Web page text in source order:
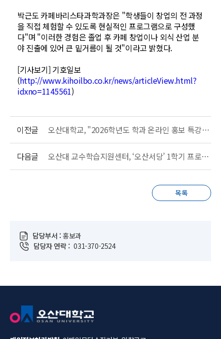
박근도 카페바리스타과학과장은 "학생들이 창업의 전 과정
을 직접 체험할 수 있도록 현실적인 프로그램으로 구성했
다"며 "이러한 경험은 졸업 후 카페 창업이나 외식 산업 분
야 진출에 있어 큰 밑거름이 될 것"이라고 밝혔다.
[기사보기] 기호일보
(http://www.kihoilbo.co.kr/news/articleView.html?
idxno=1145561)
이전글 오산대학교, "2026학년도 학과 온라인 홍보 특강" 성료
다음글 오산대 교수학습지원센터, ‘오산서당’ 1학기 프로그램 성료
목록
담당부서 : 홍보과
담당자 연락 : 031-370-2524